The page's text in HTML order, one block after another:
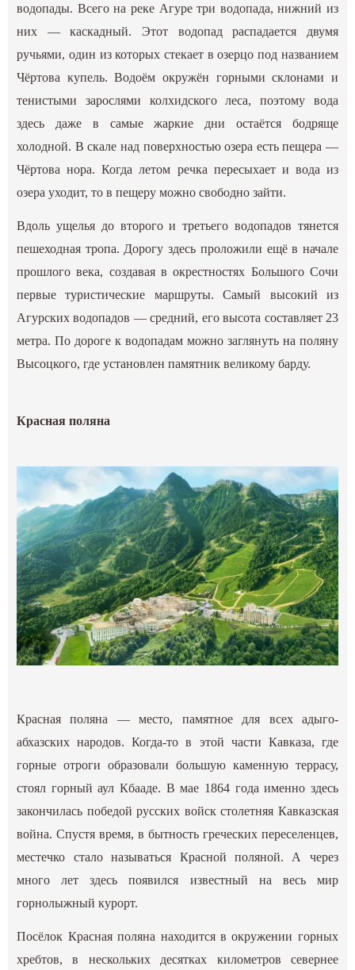
водопады. Всего на реке Агуре три водопада, нижний из
них — каскадный. Этот водопад распадается двумя
ручьями, один из которых стекает в озерцо под названием
Чёртова купель. Водоём окружён горными склонами и
тенистыми зарослями колхидского леса, поэтому вода
здесь даже в самые жаркие дни остаётся бодряще
холодной. В скале над поверхностью озера есть пещера —
Чёртова нора. Когда летом речка пересыхает и вода из
озера уходит, то в пещеру можно свободно зайти.
Вдоль ущелья до второго и третьего водопадов тянется
пешеходная тропа. Дорогу здесь проложили ещё в начале
прошлого века, создавая в окрестностях Большого Сочи
первые туристические маршруты. Самый высокий из
Агурских водопадов — средний, его высота составляет 23
метра. По дороге к водопадам можно заглянуть на поляну
Высоцкого, где установлен памятник великому барду.
Красная поляна
Красная поляна — место, памятное для всех адыго-
абхазских народов. Когда-то в этой части Кавказа, где
горные отроги образовали большую каменную террасу,
стоял горный аул Кбааде. В мае 1864 года именно здесь
закончилась победой русских войск столетняя Кавказская
война. Спустя время, в бытность греческих переселенцев,
местечко стало называться Красной поляной. А через
много лет здесь появился известный на весь мир
горнолыжный курорт.
Посёлок Красная поляна находится в окружении горных
хребтов, в нескольких десятках километров севернее